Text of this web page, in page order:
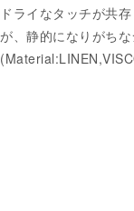
ドライなタッチが共
が、静的になりがち